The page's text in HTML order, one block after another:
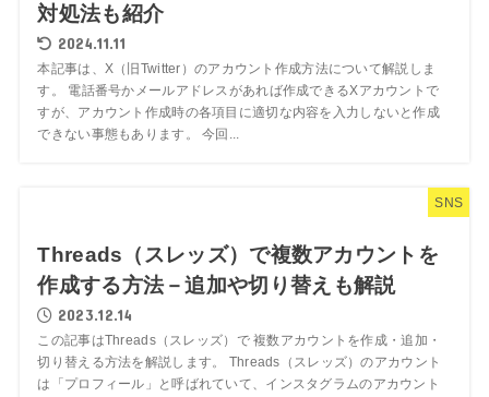
対処法も紹介
2024.11.11
本記事は、X（旧Twitter）のアカウント作成方法について解説しま
す。 電話番号かメールアドレスがあれば作成できるXアカウントで
すが、アカウント作成時の各項目に適切な内容を入力しないと作成
できない事態もあります。 今回...
SNS
Threads（スレッズ）で複数アカウントを
作成する方法－追加や切り替えも解説
2023.12.14
この記事はThreads（スレッズ）で 複数アカウントを作成・追加・
切り替える方法を解説します。 Threads（スレッズ）のアカウント
は「プロフィール」と呼ばれていて、インスタグラムのアカウント